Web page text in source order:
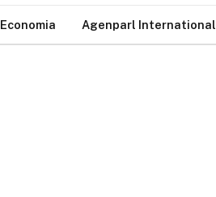
Economia Agenparl International